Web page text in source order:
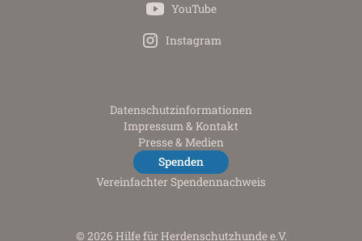
YouTube
Instagram
Datenschutz­informationen
Impressum & Kontakt
Presse & Medien
Spenden
Vereinfachter Spendennachweis
© 2026 Hilfe für Herdenschutzhunde e.V.